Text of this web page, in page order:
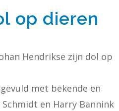
op dieren
Hendrikse zijn dol op
met bekende en
Schmidt en Harry Bannink